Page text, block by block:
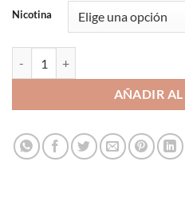
Nicotina
AÑADIR